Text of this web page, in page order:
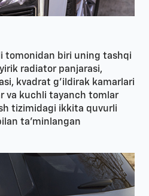
tomonidan biri uning tashqi
radiator panjarasi,
kvadrat g’ildirak kamarlari
va kuchli tayanch tomlar
tizimidagi ikkita quvurli
ta’minlangan